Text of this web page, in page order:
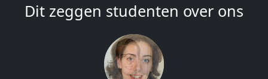
Dit zeggen studenten over ons